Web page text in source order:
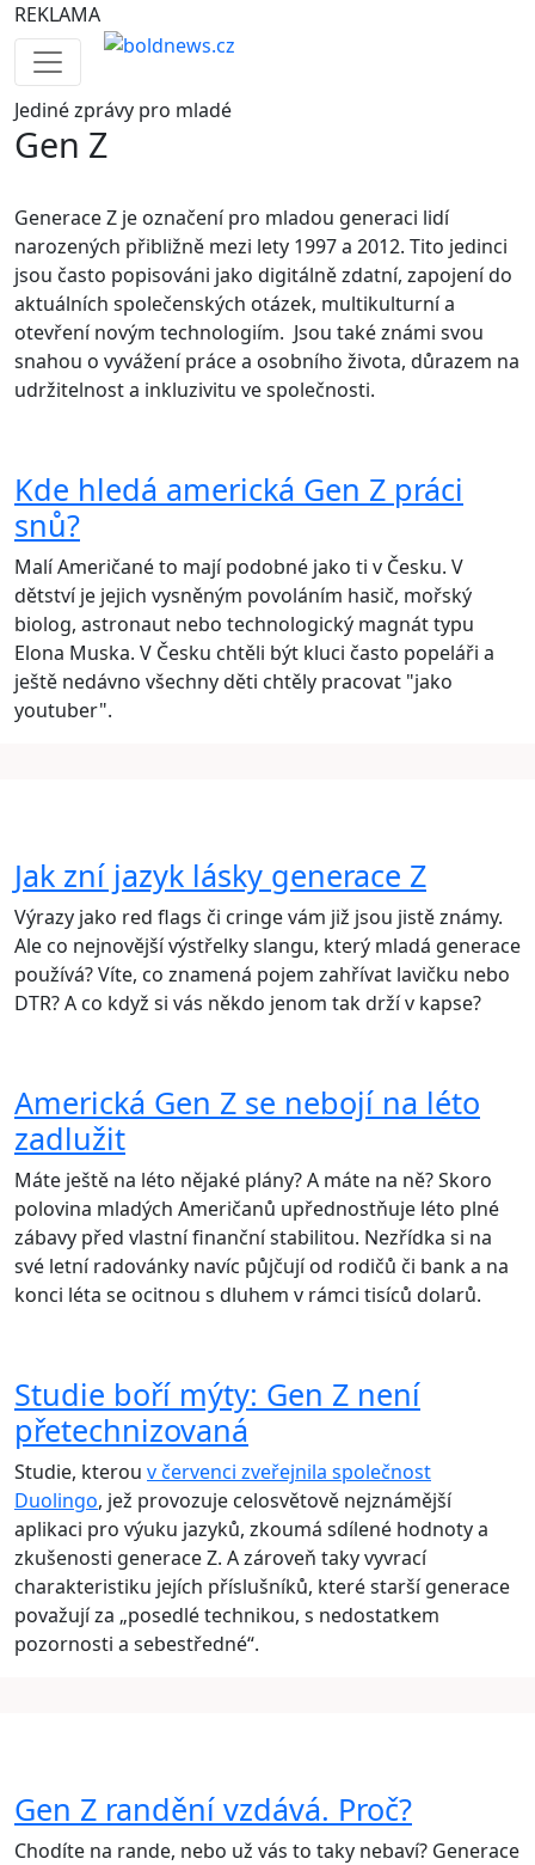
REKLAMA
Jedinézprávy pro mladé
Gen Z
Generace Z je označení pro mladou generaci lidí
narozených přibližně mezi lety 1997 a 2012. Tito jedinci
jsou často popisováni jako digitálně zdatní, zapojení do
aktuálních společenských otázek, multikulturní a
otevření novým technologiím. Jsou také známi svou
snahou o vyvážení práce a osobního života, důrazem na
udržitelnost a inkluzivitu ve společnosti.
Kde hledá americká Gen Z práci
snů?
Malí Američané to mají podobné jako ti v Česku. V
dětství je jejich vysněným povoláním hasič, mořský
biolog, astronaut nebo technologický magnát typu
Elona Muska. V Česku chtěli být kluci často popeláři a
ještě nedávno všechny děti chtěly pracovat "jako
youtuber".
Jak zní jazyk lásky generace Z
Výrazy jako red flags či cringe vám již jsou jistě známy.
Ale co nejnovější výstřelky slangu, který mladá generace
používá? Víte, co znamená pojem zahřívat lavičku nebo
DTR? A co když si vás někdo jenom tak drží v kapse?
Americká Gen Z se nebojí na léto
zadlužit
Máte ještě na léto nějaké plány? A máte na ně? Skoro
polovina mladých Američanů upřednostňuje léto plné
zábavy před vlastní finanční stabilitou. Nezřídka si na
své letní radovánky navíc půjčují od rodičů či bank a na
konci léta se ocitnou s dluhem v rámci tisíců dolarů.
Studie boří mýty: Gen Z není
přetechnizovaná
Studie, kterou v červenci zveřejnila společnost
Duolingo, jež provozuje celosvětově nejznámější
aplikaci pro výuku jazyků, zkoumá sdílené hodnoty a
zkušenosti generace Z. A zároveň taky vyvrací
charakteristiku jejích příslušníků, které starší generace
považují za „posedlé technikou, s nedostatkem
pozornosti a sebestředné“.
Gen Z randění vzdává. Proč?
Chodíte na rande, nebo už vás to taky nebaví? Generace